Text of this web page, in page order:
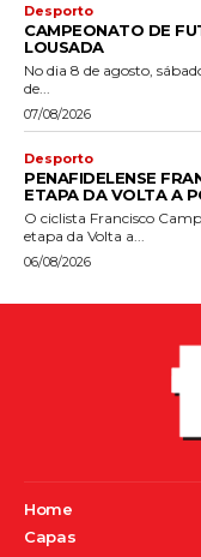
Desporto
CAMPEONATO DE
LOUSADA
No dia 8 de agosto,
de...
07/08/2026
Desporto
PENAFIDELENSE
ETAPA DA VOLTA A
O ciclista Francisco
etapa da Volta a...
06/08/2026
Home
Capas